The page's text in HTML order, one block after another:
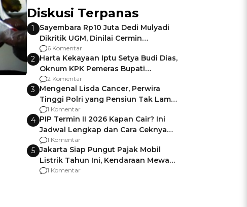
Diskusi Terpanas
1
Sayembara Rp10 Juta Dedi Mulyadi
Dikritik UGM, Dinilai Cermin
Gagalnya Negara Jamin Keamanan
6 Komentar
2 Harta Kekayaan Iptu Setya Budi Dias,
Oknum KPK Pemeras Bupati
Pemalang
2 Komentar
3 Mengenal Lisda Cancer, Perwira
Tinggi Polri yang Pensiun Tak Lama
Usai Jadi Brigjen
1 Komentar
4 PIP Termin II 2026 Kapan Cair? Ini
Jadwal Lengkap dan Cara Ceknya
agar Dana Tidak Hangus!
1 Komentar
5 Jakarta Siap Pungut Pajak Mobil
Listrik Tahun Ini, Kendaraan Mewah
Kena hingga 75% PKB
1 Komentar